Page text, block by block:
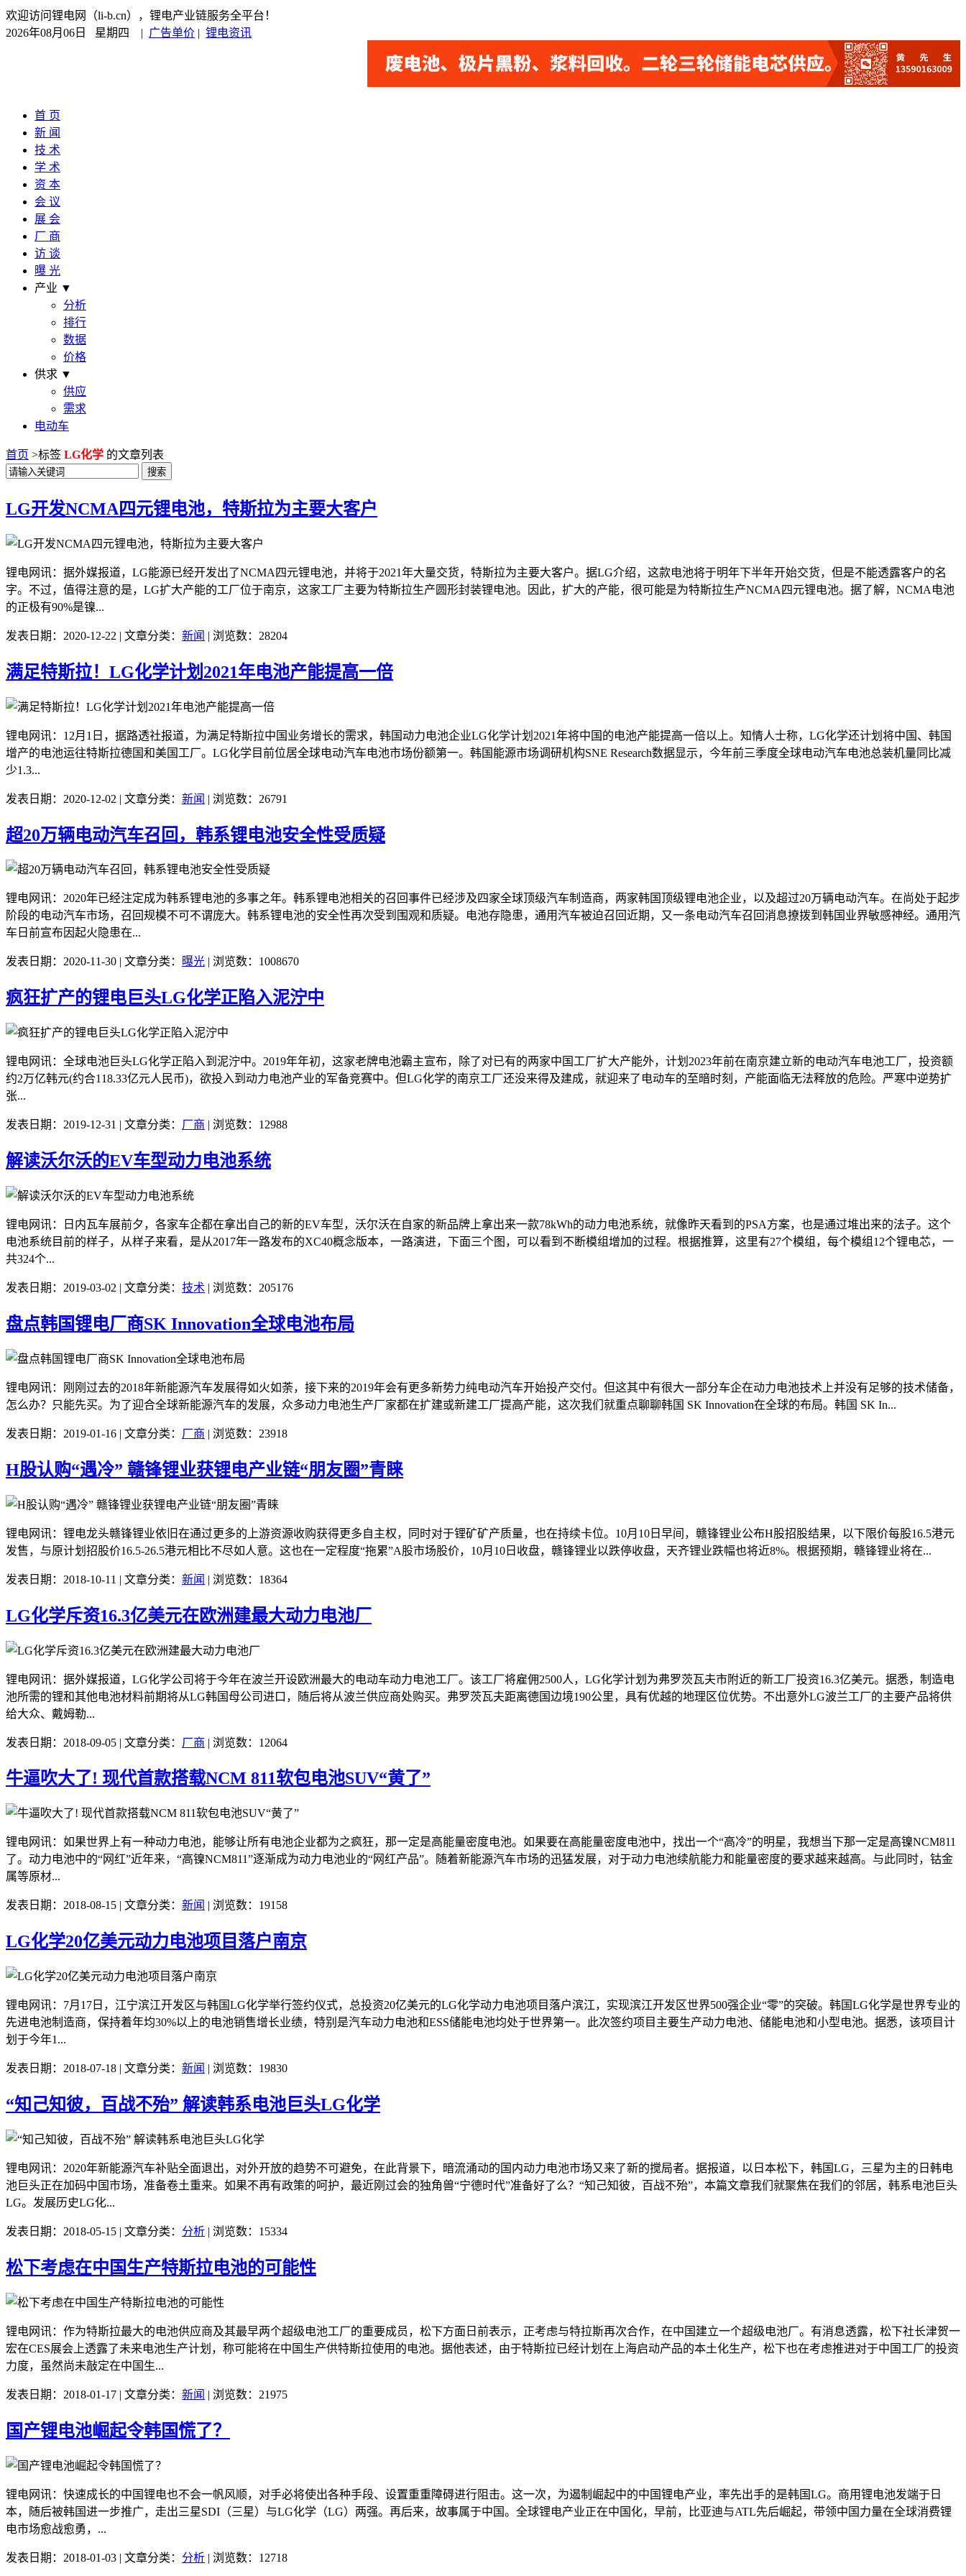
欢迎访问锂电网（li-b.cn），锂电产业链服务全平台！
2026年08月06日 星期四
| 广告单价 | 锂电资讯
首 页
新 闻
技 术
学 术
资 本
会 议
展 会
厂 商
访 谈
曝 光
产业 ▼
分析
排行
数据
价格
供求 ▼
供应
需求
电动车
首页 >标签 LG化学 的文章列表
LG开发NCMA四元锂电池，特斯拉为主要大客户
锂电网讯：据外媒报道，LG能源已经开发出了NCMA四元锂电池，并将于2021年大量交货，特斯拉为主要大客户。据LG介绍，这款电池将于明年下半年开始交货，但是不能透露客户的名
字。不过，值得注意的是，LG扩大产能的工厂位于南京，这家工厂主要为特斯拉生产圆形封装锂电池。因此，扩大的产能，很可能是为特斯拉生产NCMA四元锂电池。据了解，NCMA电池
的正极有90%是镍...
发表日期：2020-12-22 | 文章分类： 新闻 | 浏览数：28204
满足特斯拉！LG化学计划2021年电池产能提高一倍
锂电网讯：12月1日，据路透社报道，为满足特斯拉中国业务增长的需求，韩国动力电池企业LG化学计划2021年将中国的电池产能提高一倍以上。知情人士称，LG化学还计划将中国、韩国
增产的电池运往特斯拉德国和美国工厂。LG化学目前位居全球电动汽车电池市场份额第一。韩国能源市场调研机构SNE Research数据显示，今年前三季度全球电动汽车电池总装机量同比减
少1.3...
发表日期：2020-12-02 | 文章分类： 新闻 | 浏览数：26791
超20万辆电动汽车召回，韩系锂电池安全性受质疑
锂电网讯：2020年已经注定成为韩系锂电池的多事之年。韩系锂电池相关的召回事件已经涉及四家全球顶级汽车制造商，两家韩国顶级锂电池企业，以及超过20万辆电动汽车。在尚处于起步
阶段的电动汽车市场，召回规模不可不谓庞大。韩系锂电池的安全性再次受到围观和质疑。电池存隐患，通用汽车被迫召回近期，又一条电动汽车召回消息撩拨到韩国业界敏感神经。通用汽
车日前宣布因起火隐患在...
发表日期：2020-11-30 | 文章分类： 曝光 | 浏览数：1008670
疯狂扩产的锂电巨头LG化学正陷入泥泞中
锂电网讯：全球电池巨头LG化学正陷入到泥泞中。2019年年初，这家老牌电池霸主宣布，除了对已有的两家中国工厂扩大产能外，计划2023年前在南京建立新的电动汽车电池工厂，投资额
约2万亿韩元(约合118.33亿元人民币)，欲投入到动力电池产业的军备竞赛中。但LG化学的南京工厂还没来得及建成，就迎来了电动车的至暗时刻，产能面临无法释放的危险。严寒中逆势扩
张...
发表日期：2019-12-31 | 文章分类： 厂商 | 浏览数：12988
解读沃尔沃的EV车型动力电池系统
锂电网讯：日内瓦车展前夕，各家车企都在拿出自己的新的EV车型，沃尔沃在自家的新品牌上拿出来一款78kWh的动力电池系统，就像昨天看到的PSA方案，也是通过堆出来的法子。这个
电池系统目前的样子，从样子来看，是从2017年一路发布的XC40概念版本，一路演进，下面三个图，可以看到不断模组增加的过程。根据推算，这里有27个模组，每个模组12个锂电芯，一
共324个...
发表日期：2019-03-02 | 文章分类： 技术 | 浏览数：205176
盘点韩国锂电厂商SK Innovation全球电池布局
锂电网讯：刚刚过去的2018年新能源汽车发展得如火如荼，接下来的2019年会有更多新势力纯电动汽车开始投产交付。但这其中有很大一部分车企在动力电池技术上并没有足够的技术储备，
怎么办？只能先买。为了迎合全球新能源汽车的发展，众多动力电池生产厂家都在扩建或新建工厂提高产能，这次我们就重点聊聊韩国 SK Innovation在全球的布局。韩国 SK In...
发表日期：2019-01-16 | 文章分类： 厂商 | 浏览数：23918
H股认购“遇冷” 赣锋锂业获锂电产业链“朋友圈”青睐
锂电网讯：锂电龙头赣锋锂业依旧在通过更多的上游资源收购获得更多自主权，同时对于锂矿矿产质量，也在持续卡位。10月10日早间，赣锋锂业公布H股招股结果，以下限价每股16.5港元
发售，与原计划招股价16.5-26.5港元相比不尽如人意。这也在一定程度“拖累”A股市场股价，10月10日收盘，赣锋锂业以跌停收盘，天齐锂业跌幅也将近8%。根据预期，赣锋锂业将在...
发表日期：2018-10-11 | 文章分类： 新闻 | 浏览数：18364
LG化学斥资16.3亿美元在欧洲建最大动力电池厂
锂电网讯：据外媒报道，LG化学公司将于今年在波兰开设欧洲最大的电动车动力电池工厂。该工厂将雇佣2500人，LG化学计划为弗罗茨瓦夫市附近的新工厂投资16.3亿美元。据悉，制造电
池所需的锂和其他电池材料前期将从LG韩国母公司进口，随后将从波兰供应商处购买。弗罗茨瓦夫距离德国边境190公里，具有优越的地理区位优势。不出意外LG波兰工厂的主要产品将供
给大众、戴姆勒...
发表日期：2018-09-05 | 文章分类： 厂商 | 浏览数：12064
牛逼吹大了! 现代首款搭载NCM 811软包电池SUV“黄了”
锂电网讯：如果世界上有一种动力电池，能够让所有电池企业都为之疯狂，那一定是高能量密度电池。如果要在高能量密度电池中，找出一个“高冷”的明星，我想当下那一定是高镍NCM811
了。动力电池中的“网红”近年来，“高镍NCM811”逐渐成为动力电池业的“网红产品”。随着新能源汽车市场的迅猛发展，对于动力电池续航能力和能量密度的要求越来越高。与此同时，钴金
属等原材...
发表日期：2018-08-15 | 文章分类： 新闻 | 浏览数：19158
LG化学20亿美元动力电池项目落户南京
锂电网讯：7月17日，江宁滨江开发区与韩国LG化学举行签约仪式，总投资20亿美元的LG化学动力电池项目落户滨江，实现滨江开发区世界500强企业“零”的突破。韩国LG化学是世界专业的
先进电池制造商，保持着年均30%以上的电池销售增长业绩，特别是汽车动力电池和ESS储能电池均处于世界第一。此次签约项目主要生产动力电池、储能电池和小型电池。据悉，该项目计
划于今年1...
发表日期：2018-07-18 | 文章分类： 新闻 | 浏览数：19830
“知己知彼，百战不殆” 解读韩系电池巨头LG化学
锂电网讯：2020年新能源汽车补贴全面退出，对外开放的趋势不可避免，在此背景下，暗流涌动的国内动力电池市场又来了新的搅局者。据报道，以日本松下，韩国LG，三星为主的日韩电
池巨头正在加码中国市场，准备卷土重来。如果不再有政策的呵护，最近刚过会的独角兽“宁德时代”准备好了么？“知己知彼，百战不殆”，本篇文章我们就聚焦在我们的邻居，韩系电池巨头
LG。发展历史LG化...
发表日期：2018-05-15 | 文章分类： 分析 | 浏览数：15334
松下考虑在中国生产特斯拉电池的可能性
锂电网讯：作为特斯拉最大的电池供应商及其最早两个超级电池工厂的重要成员，松下方面日前表示，正考虑与特拉斯再次合作，在中国建立一个超级电池厂。有消息透露，松下社长津贺一
宏在CES展会上透露了未来电池生产计划，称可能将在中国生产供特斯拉使用的电池。据他表述，由于特斯拉已经计划在上海启动产品的本土化生产，松下也在考虑推进对于中国工厂的投资
力度，虽然尚未敲定在中国生...
发表日期：2018-01-17 | 文章分类： 新闻 | 浏览数：21975
国产锂电池崛起令韩国慌了？
锂电网讯：快速成长的中国锂电也不会一帆风顺，对手必将使出各种手段、设置重重障碍进行阻击。这一次，为遏制崛起中的中国锂电产业，率先出手的是韩国LG。商用锂电池发端于日
本，随后被韩国进一步推广，走出三星SDI（三星）与LG化学（LG）两强。再后来，故事属于中国。全球锂电产业正在中国化，早前，比亚迪与ATL先后崛起，带领中国力量在全球消费锂
电市场愈战愈勇，...
发表日期：2018-01-03 | 文章分类： 分析 | 浏览数：12718